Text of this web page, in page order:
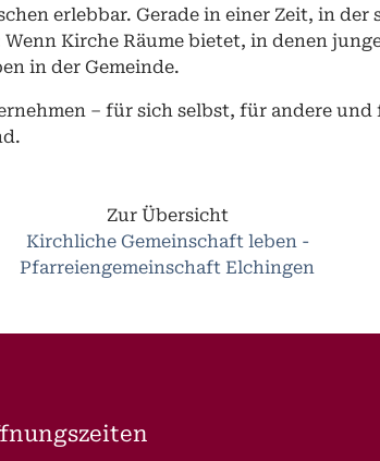
erlebbar. Gerade in einer Zeit, in
Kirche Räume bietet, in denen
in der Gemeinde.
– für sich selbst, für andere
Zur Übersicht
Kirchliche Gemeinschaft leben -
Pfarreiengemeinschaft Elchingen